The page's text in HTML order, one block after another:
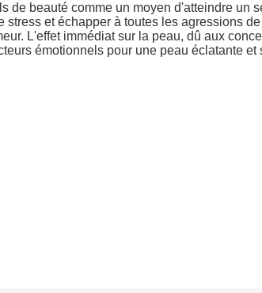
beauté comme un moyen d'atteindre un
et échapper à toutes les agressions
L'effet immédiat sur la peau, dû aux
émotionnels pour une peau éclatante et